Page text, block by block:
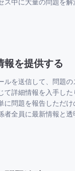
ス中に大量の問題を
報を提供する
ルを送信して、問題
て詳細情報を入手し
に問題を報告しただけ
者全員に最新情報と透